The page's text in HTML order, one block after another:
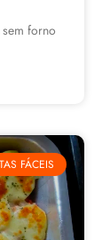
forno
FÁCEIS